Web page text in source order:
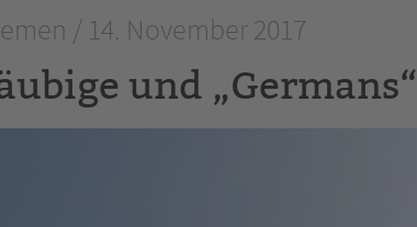
/ 14. November 2017
und „Germans“